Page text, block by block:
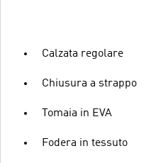
Calzata regolare
Chiusura a strappo
Tomaia in EVA
Fodera in tessuto